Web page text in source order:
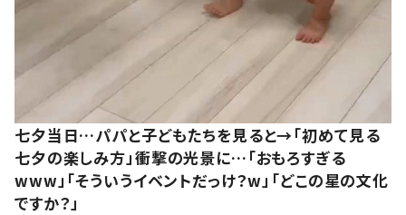
七夕当日…パパと子どもたちを見ると→「初めて見る
七夕の楽しみ方」衝撃の光景に…「おもろすぎる
www」「そういうイベントだっけ？w」「どこの星の文化
ですか？」